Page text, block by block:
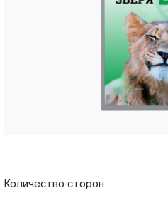
Стерлитамаке
Количество сторон